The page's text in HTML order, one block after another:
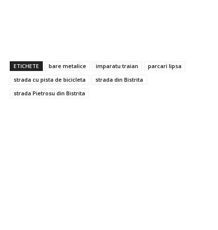
ETICHETE bare metalice imparatu traian
parcari lipsa
strada cu pista de bicicleta
strada din Bistrita
strada Pietrosu din Bistrita